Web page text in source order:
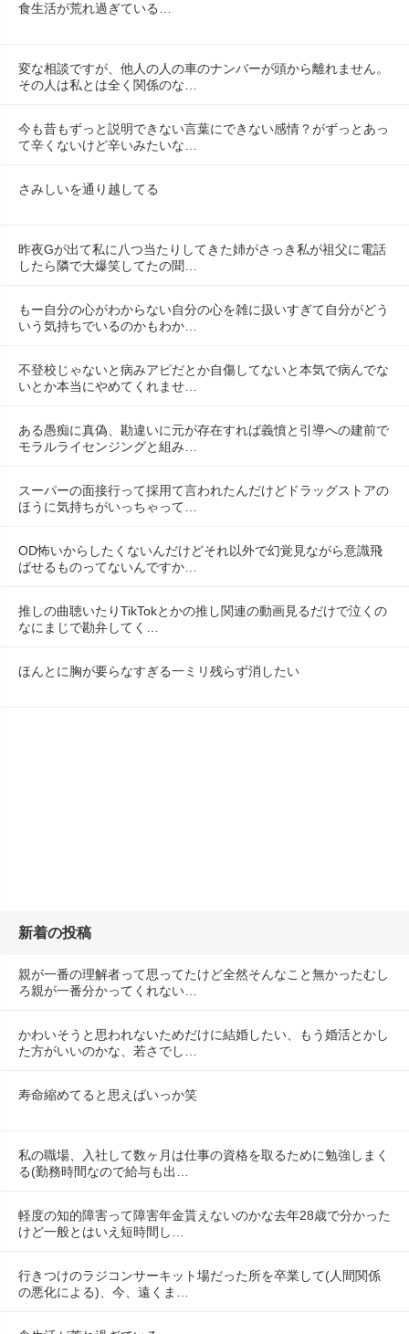
食生活が荒れ過ぎている…
変な相談ですが、他人の人の車のナンバーが頭から離れません。
その人は私とは全く関係のな…
今も昔もずっと説明できない言葉にできない感情？がずっとあっ
て辛くないけど辛いみたいな…
さみしいを通り越してる
昨夜Gが出て私に八つ当たりしてきた姉がさっき私が祖父に電話
したら隣で大爆笑してたの聞…
もー自分の心がわからない自分の心を雑に扱いすぎて自分がどう
いう気持ちでいるのかもわか…
不登校じゃないと病みアピだとか自傷してないと本気で病んでな
いとか本当にやめてくれませ…
ある愚痴に真偽、勘違いに元が存在すれば義憤と引導への建前で
モラルライセンジングと組み…
スーパーの面接行って採用て言われたんだけどドラッグストアの
ほうに気持ちがいっちゃって…
OD怖いからしたくないんだけどそれ以外で幻覚見ながら意識飛
ばせるものってないんですか…
推しの曲聴いたりTikTokとかの推し関連の動画見るだけで泣くの
なにまじで勘弁してく…
ほんとに胸が要らなすぎる一ミリ残らず消したい
新着の投稿
親が一番の理解者って思ってたけど全然そんなこと無かったむし
ろ親が一番分かってくれない…
かわいそうと思われないためだけに結婚したい、もう婚活とかし
た方がいいのかな、若さでし…
寿命縮めてると思えばいっか笑
私の職場、入社して数ヶ月は仕事の資格を取るために勉強しまく
る(勤務時間なので給与も出…
軽度の知的障害って障害年金貰えないのかな去年28歳で分かった
けど一般とはいえ短時間し…
行きつけのラジコンサーキット場だった所を卒業して(人間関係
の悪化による)、今、遠くま…